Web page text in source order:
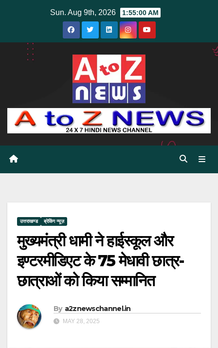
Sun. Aug 9th, 2026 1:55:01 AM
उत्तराखण्ड ब्रेकिंग न्यूज़
मुख्यमंत्री धामी ने हाईस्कूल और
इण्टरमीडिएट के 75 मेधावी छात्र-
छात्राओं को किया सम्मानित
By a2znewschannel.in
MAY 28, 2025